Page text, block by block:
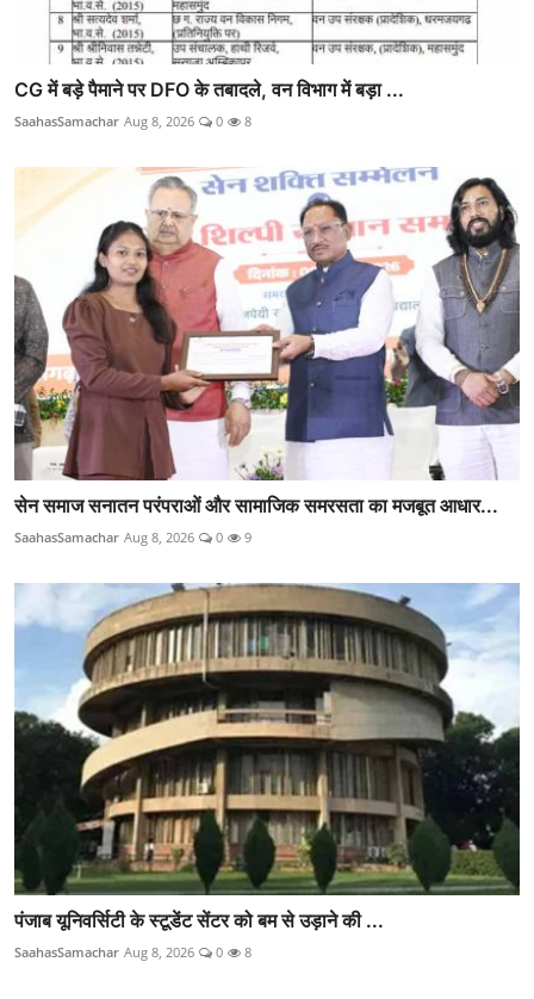
CG में बड़े पैमाने पर DFO के तबादले, वन विभाग में बड़ा ...
SaahasSamachar Aug 8, 2026 0 8
सेन समाज सनातन परंपराओं और सामाजिक समरसता का मजबूत आधार...
SaahasSamachar Aug 8, 2026 0 9
पंजाब यूनिवर्सिटी के स्टूडेंट सेंटर को बम से उड़ाने की ...
SaahasSamachar Aug 8, 2026 0 8